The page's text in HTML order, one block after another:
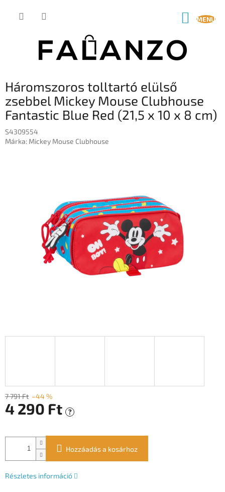
KOSÁR
Háromszoros tolltartó elülső
zsebbel Mickey Mouse Clubhouse
Fantastic Blue Red (21,5 x 10 x 8 cm)
S4309554
Márka: Mickey Mouse Clubhouse
7 791 Ft –44 %
4 290 Ft ?
Hozzáadás a kosárhoz
Részletes információ